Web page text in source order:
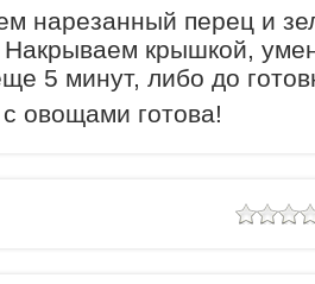
нарезанный перец и
крышкой,
5 минут, либо до
овощами готова!